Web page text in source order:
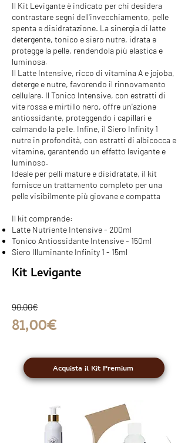
Il Kit Levigante è indicato per chi desidera
contrastare segni dell'invecchiamento, pelle
spenta e disidratazione. La sinergia di latte
detergente, tonico e siero nutre, idrata e
protegge la pelle, rendendola più elastica e
luminosa.
Il Latte Intensive, ricco di vitamina A e jojoba,
deterge e nutre, favorendo il rinnovamento
cellulare. Il Tonico Intensive, con estratti di
vite rossa e mirtillo nero, offre un'azione
antiossidante, proteggendo i capillari e
calmando la pelle. Infine, il Siero Infinity 1
nutre in profondità, con estratti di albicocca e
vitamine, garantendo un effetto levigante e
luminoso.
Ideale per pelli mature e disidratate, il kit
fornisce un trattamento completo per una
pelle visibilmente più giovane e compatta
Il kit comprende:
Latte Nutriente Intensive - 200ml
Tonico Antiossidante Intensive - 150ml
Siero Illuminante Infinity 1 - 15ml
Kit Levigante
81,00€
90,00€
Acquista il Kit Premium